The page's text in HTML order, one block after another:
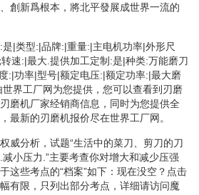
創新爲根本，將北平發展成世界一流的
|类型:|品牌:|重量:|主电机功率|外形尺
速:|最大.提供加工定制:是|种类:万能磨刀
:|功率|型号|额定电压:|额定功率:|最大磨
界工厂网为您提供，您可以查看到刃磨
磨机厂家经销商信息，同时为您提供全
最新的刃磨机报价尽在世界工厂网。
威分析，试题“生活中的菜刀、剪刀的刀
小压力.”主要考查你对增大和减少压强
这些考点的“档案”如下：现在没空？点击
有限，只列出部分考点，详细请访问魔